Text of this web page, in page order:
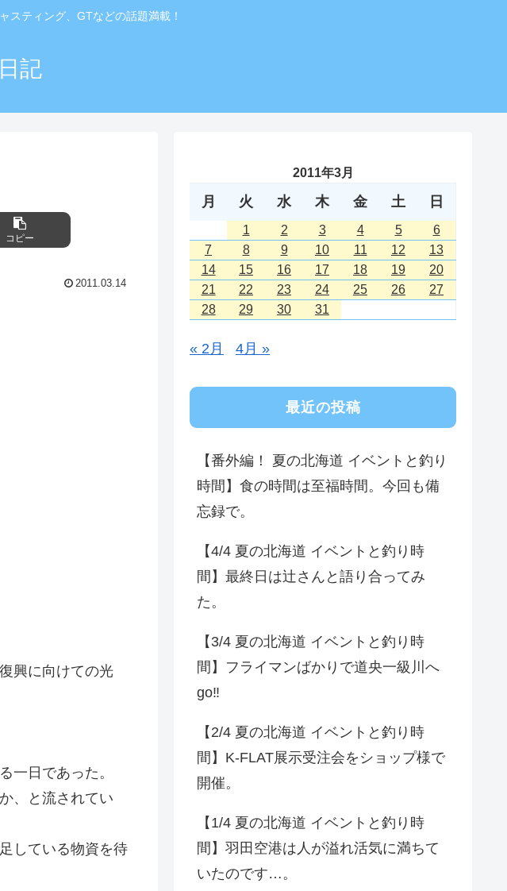
スティング、GTなどの話題満載！
記
コピー
2011.03.14
興に向けての光
一日であった。
、と流されてい
している物資を待
2011年3月
月 火 水 木 金 土 日
1 2 3 4 5
6
7
8 9 10 11 12
13
14
15 16 17 18 19
20
21
22 23 24 25 26
27
28
29 30 31
« 2月 4月 »
最近の投稿
【番外編！ 夏の北海道 イベントと釣り
時間】食の時間は至福時間。今回も備
忘録で。
【4/4 夏の北海道 イベントと釣り時
間】最終日は辻さんと語り合ってみ
た。
【3/4 夏の北海道 イベントと釣り時
間】フライマンばかりで道央一級川へ
go‼️
【2/4 夏の北海道 イベントと釣り時
間】K-FLAT展示受注会をショップ様で
開催。
【1/4 夏の北海道 イベントと釣り時
間】羽田空港は人が溢れ活気に満ちて
いたのです…。